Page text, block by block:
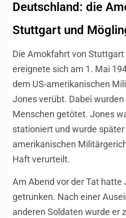
Deutschland: die
Stuttgart und
Die Amokfahrt von
ereignete sich am 1. Mai
dem US-amerikanischen
Jones verübt. Dabei
Menschen getötet. Jones
stationiert und wurde
amerikanischen
Haft verurteilt.
Am Abend vor der Tat hatte
getrunken. Nach einer
anderen Soldaten wurde er